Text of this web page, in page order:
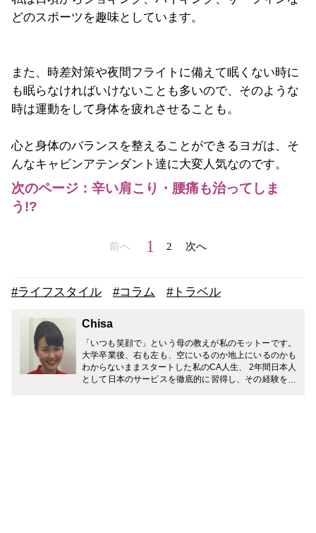
どのスポーツを趣味としています。
また、時差対策や夜間フライトに備えて眠くない時に
も眠らなければいけないことも多いので、そのような
時は運動をして身体を疲れさせることも。
心と身体のバランスを整えることができるヨガは、そ
んなキャビンアテンダント達に大変人気なのです。
次のページ：辛い肩こり・腰痛も治ってしま
う!?
前へ 1 2 次へ
#ライフスタイル #コラム #トラベル
Chisa
「いつも笑顔で」という母の教えが私のモットーです。
大学卒業後、右も左も、空にいるのか地上にいるのかも
わからないままスタートした私のCA人生、 2年間日本人
として日本のサービスを徹底的に習得し、その経験を活